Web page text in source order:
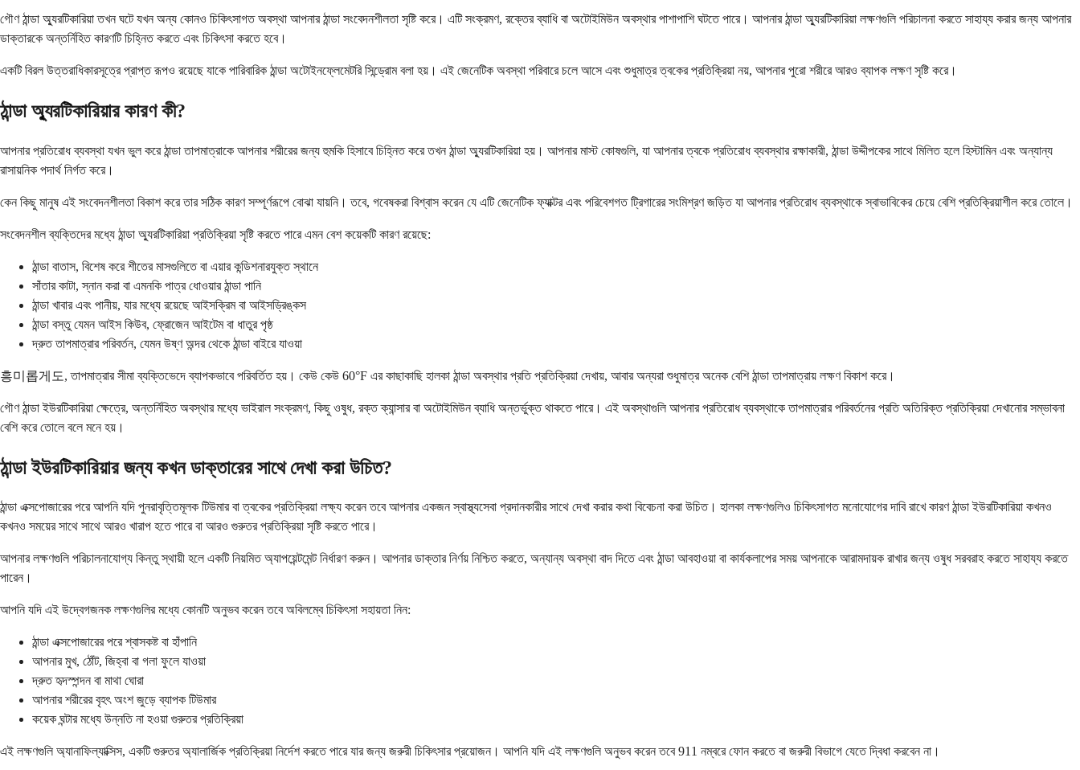
গৌণ ঠান্ডা অ্যুরটিকারিয়া তখন ঘটে যখন অন্য কোনও চিকিৎসাগত অবস্থা আপনার ঠান্ডা সংবেদনশীলতা সৃষ্টি করে। এটি সংক্রমণ, রক্তের ব্যাধি বা অটোইমিউন অবস্থার পাশাপাশি ঘটতে পারে। আপনার ঠান্ডা অ্যুরটিকারিয়া লক্ষণগুলি পরিচালনা করতে সাহায্য করার জন্য আপনার
ডাক্তারকে অন্তর্নিহিত কারণটি চিহ্নিত করতে এবং চিকিৎসা করতে হবে।
একটি বিরল উত্তরাধিকারসূত্রে প্রাপ্ত রূপও রয়েছে যাকে পারিবারিক ঠান্ডা অটোইনফ্লেমেটরি সিন্ড্রোম বলা হয়। এই জেনেটিক অবস্থা পরিবারে চলে আসে এবং শুধুমাত্র ত্বকের প্রতিক্রিয়া নয়, আপনার পুরো শরীরে আরও ব্যাপক লক্ষণ সৃষ্টি করে।
ঠান্ডা অ্যুরটিকারিয়ার কারণ কী?
আপনার প্রতিরোধ ব্যবস্থা যখন ভুল করে ঠান্ডা তাপমাত্রাকে আপনার শরীরের জন্য হুমকি হিসাবে চিহ্নিত করে তখন ঠান্ডা অ্যুরটিকারিয়া হয়। আপনার মাস্ট কোষগুলি, যা আপনার ত্বকে প্রতিরোধ ব্যবস্থার রক্ষাকারী, ঠান্ডা উদ্দীপকের সাথে মিলিত হলে হিস্টামিন এবং অন্যান্য
রাসায়নিক পদার্থ নির্গত করে।
কেন কিছু মানুষ এই সংবেদনশীলতা বিকাশ করে তার সঠিক কারণ সম্পূর্ণরূপে বোঝা যায়নি। তবে, গবেষকরা বিশ্বাস করেন যে এটি জেনেটিক ফ্যাক্টর এবং পরিবেশগত ট্রিগারের সংমিশ্রণ জড়িত যা আপনার প্রতিরোধ ব্যবস্থাকে স্বাভাবিকের চেয়ে বেশি প্রতিক্রিয়াশীল করে তোলে।
সংবেদনশীল ব্যক্তিদের মধ্যে ঠান্ডা অ্যুরটিকারিয়া প্রতিক্রিয়া সৃষ্টি করতে পারে এমন বেশ কয়েকটি কারণ রয়েছে:
ঠান্ডা বাতাস, বিশেষ করে শীতের মাসগুলিতে বা এয়ার কন্ডিশনারযুক্ত স্থানে
সাঁতার কাটা, স্নান করা বা এমনকি পাত্র ধোওয়ার ঠান্ডা পানি
ঠান্ডা খাবার এবং পানীয়, যার মধ্যে রয়েছে আইসক্রিম বা আইসড্রিঙ্কস
ঠান্ডা বস্তু যেমন আইস কিউব, ফ্রোজেন আইটেম বা ধাতুর পৃষ্ঠ
দ্রুত তাপমাত্রার পরিবর্তন, যেমন উষ্ণ অন্দর থেকে ঠান্ডা বাইরে যাওয়া
흥미롭게도, তাপমাত্রার সীমা ব্যক্তিভেদে ব্যাপকভাবে পরিবর্তিত হয়। কেউ কেউ 60°F এর কাছাকাছি হালকা ঠান্ডা অবস্থার প্রতি প্রতিক্রিয়া দেখায়, আবার অন্যরা শুধুমাত্র অনেক বেশি ঠান্ডা তাপমাত্রায় লক্ষণ বিকাশ করে।
গৌণ ঠান্ডা ইউরটিকারিয়া ক্ষেত্রে, অন্তর্নিহিত অবস্থার মধ্যে ভাইরাল সংক্রমণ, কিছু ওষুধ, রক্ত ​​ক্যান্সার বা অটোইমিউন ব্যাধি অন্তর্ভুক্ত থাকতে পারে। এই অবস্থাগুলি আপনার প্রতিরোধ ব্যবস্থাকে তাপমাত্রার পরিবর্তনের প্রতি অতিরিক্ত প্রতিক্রিয়া দেখানোর সম্ভাবনা
বেশি করে তোলে বলে মনে হয়।
ঠান্ডা ইউরটিকারিয়ার জন্য কখন ডাক্তারের সাথে দেখা করা উচিত?
ঠান্ডা এক্সপোজারের পরে আপনি যদি পুনরাবৃত্তিমূলক টিউমার বা ত্বকের প্রতিক্রিয়া লক্ষ্য করেন তবে আপনার একজন স্বাস্থ্যসেবা প্রদানকারীর সাথে দেখা করার কথা বিবেচনা করা উচিত। হালকা লক্ষণগুলিও চিকিৎসাগত মনোযোগের দাবি রাখে কারণ ঠান্ডা ইউরটিকারিয়া কখনও
কখনও সময়ের সাথে সাথে আরও খারাপ হতে পারে বা আরও গুরুতর প্রতিক্রিয়া সৃষ্টি করতে পারে।
আপনার লক্ষণগুলি পরিচালনাযোগ্য কিন্তু স্থায়ী হলে একটি নিয়মিত অ্যাপয়েন্টমেন্ট নির্ধারণ করুন। আপনার ডাক্তার নির্ণয় নিশ্চিত করতে, অন্যান্য অবস্থা বাদ দিতে এবং ঠান্ডা আবহাওয়া বা কার্যকলাপের সময় আপনাকে আরামদায়ক রাখার জন্য ওষুধ সরবরাহ করতে সাহায্য করতে
পারেন।
আপনি যদি এই উদ্বেগজনক লক্ষণগুলির মধ্যে কোনটি অনুভব করেন তবে অবিলম্বে চিকিৎসা সহায়তা নিন:
ঠান্ডা এক্সপোজারের পরে শ্বাসকষ্ট বা হাঁপানি
আপনার মুখ, ঠোঁট, জিহ্বা বা গলা ফুলে যাওয়া
দ্রুত হৃদস্পন্দন বা মাথা ঘোরা
আপনার শরীরের বৃহৎ অংশ জুড়ে ব্যাপক টিউমার
কয়েক ঘন্টার মধ্যে উন্নতি না হওয়া গুরুতর প্রতিক্রিয়া
এই লক্ষণগুলি অ্যানাফিল্যাক্সিস, একটি গুরুতর অ্যালার্জিক প্রতিক্রিয়া নির্দেশ করতে পারে যার জন্য জরুরী চিকিৎসার প্রয়োজন। আপনি যদি এই লক্ষণগুলি অনুভব করেন তবে 911 নম্বরে ফোন করতে বা জরুরী বিভাগে যেতে দ্বিধা করবেন না।